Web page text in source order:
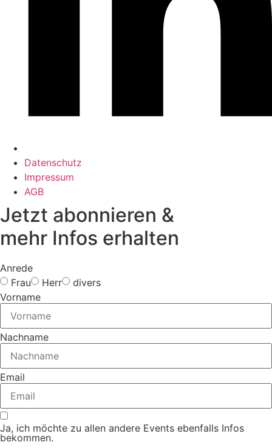
Datenschutz
Impressum
AGB
Jetzt abonnieren &
mehr Infos erhalten
Anrede
Frau
Herr
divers
Vorname
Nachname
Email
Ja, ich möchte zu allen andere Events ebenfalls Infos
bekommen.